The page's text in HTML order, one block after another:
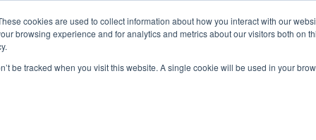
cookies are used to collect information about how you interact with our
browsing experience and for analytics and metrics about our visitors both on
be tracked when you visit this website. A single cookie will be used in your